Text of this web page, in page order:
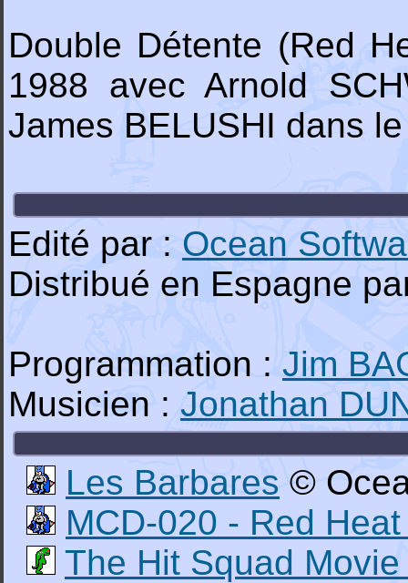
Double Détente (Red
1988 avec Arnold
James BELUSHI dans
Edité par : Ocean
Distribué en Espagne
Programmation : Jim
Musicien : Jonathan
Les Barbares ©
MCD-020 - Red
The Hit Squad